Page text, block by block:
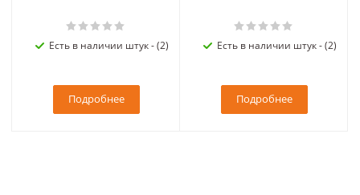
Есть в наличии штук - (2)
Подробнее
Есть в наличии штук - (2)
Подробнее